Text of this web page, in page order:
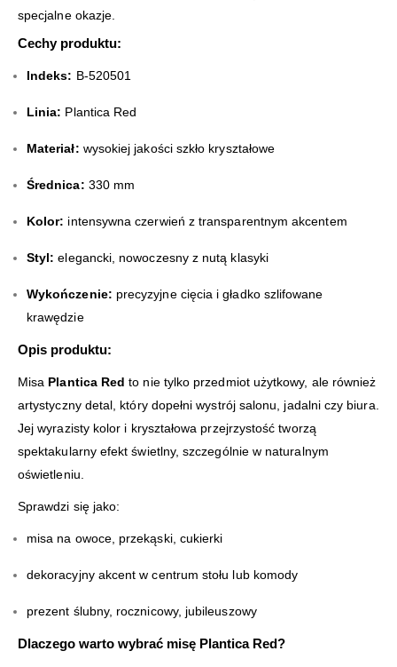
specjalne okazje.
Cechy produktu:
Indeks: B-520501
Linia: Plantica Red
Materiał: wysokiej jakości szkło kryształowe
Średnica: 330 mm
Kolor: intensywna czerwień z transparentnym akcentem
Styl: elegancki, nowoczesny z nutą klasyki
Wykończenie: precyzyjne cięcia i gładko szlifowane
krawędzie
Opis produktu:
Misa Plantica Red to nie tylko przedmiot użytkowy, ale również
artystyczny detal, który dopełni wystrój salonu, jadalni czy biura.
Jej wyrazisty kolor i kryształowa przejrzystość tworzą
spektakularny efekt świetlny, szczególnie w naturalnym
oświetleniu.
Sprawdzi się jako:
misa na owoce, przekąski, cukierki
dekoracyjny akcent w centrum stołu lub komody
prezent ślubny, rocznicowy, jubileuszowy
Dlaczego warto wybrać misę Plantica Red?